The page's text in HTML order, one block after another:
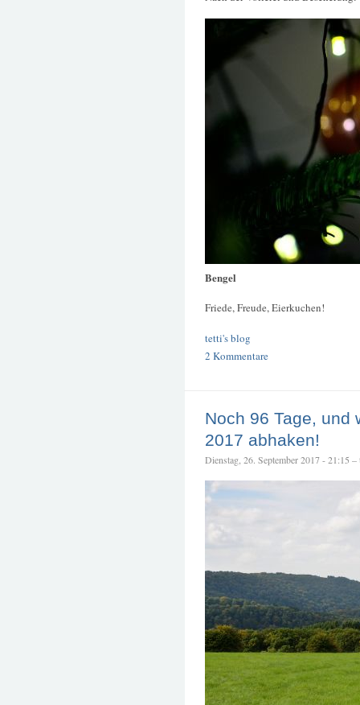
Bengel
Friede, Freude, Eierkuchen!
tetti's blog
2 Kommentare
Noch 96 Tage, und
2017 abhaken!
Dienstag, 26. September 2017 - 21:15 –